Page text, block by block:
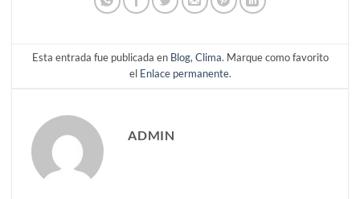
Esta entrada fue publicada en Blog, Clima. Marque como favorito
el Enlace permanente.
ADMIN